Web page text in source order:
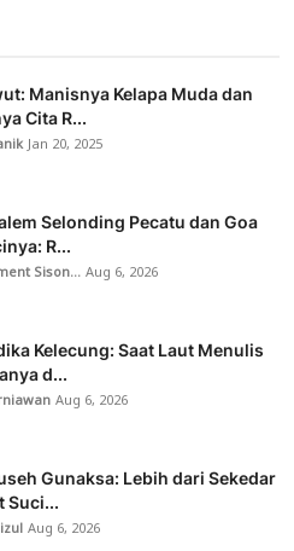
Manisnya Kelapa Muda dan
Cita R...
Jan 20, 2025
Selonding Pecatu dan Goa
R...
Sison...Aug 6, 2026
Kelecung: Saat Laut Menulis
d...
Aug 6, 2026
Gunaksa: Lebih dari Sekedar
Suci...
Aug 6, 2026